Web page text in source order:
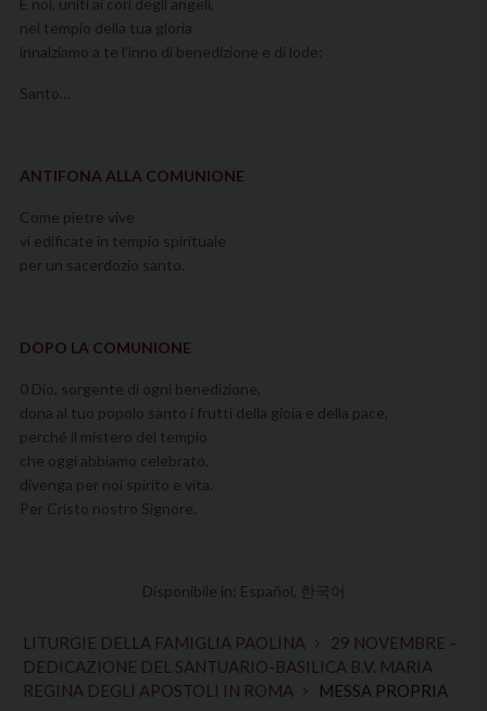
E noi, uniti ai cori degli angeli,
nel tempio della tua gloria
innalziamo a te l’inno di benedizione e di lode:
Santo…
ANTIFONA ALLA COMUNIONE
Come pietre vive
vi edificate in tempio spirituale
per un sacerdozio santo.
DOPO LA COMUNIONE
0 Dio, sorgente di ogni benedizione,
dona al tuo popolo santo i frutti della gioia e della pace,
perché il mistero del tempio
che oggi abbiamo celebrato,
divenga per noi spirito e vita.
Per Cristo nostro Signore.
Disponibile in: Español 한국어
LITURGIE DELLA FAMIGLIA PAOLINA
29 NOVEMBRE –
DEDICAZIONE DEL SANTUARIO-BASILICA B.V. MARIA
REGINA DEGLI APOSTOLI IN ROMA
MESSA PROPRIA